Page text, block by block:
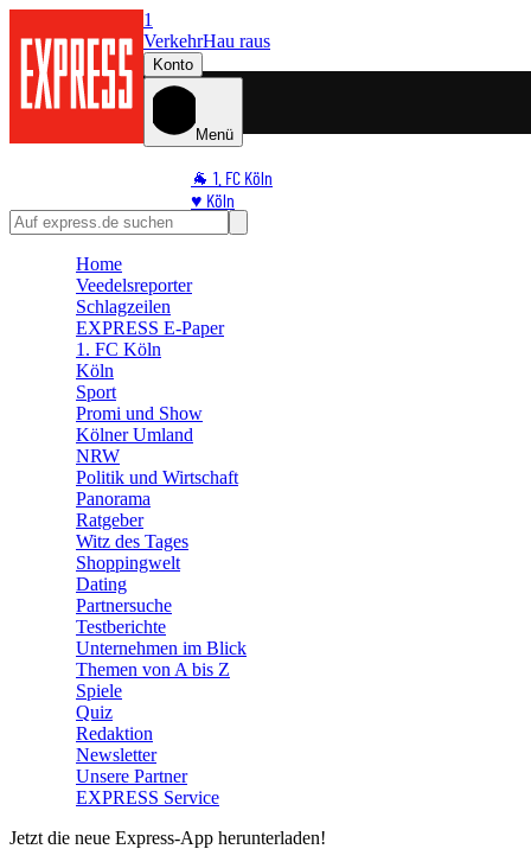
1
VerkehrHau raus
Konto
Menü
🐐 1. FC Köln
♥️ Köln
🛒 Shoppingwelt
Home
Veedelsreporter
Schlagzeilen
EXPRESS E-Paper
1. FC Köln
Köln
Sport
Promi und Show
Kölner Umland
NRW
Politik und Wirtschaft
Panorama
Ratgeber
Witz des Tages
Shoppingwelt
Dating
Partnersuche
Testberichte
Unternehmen im Blick
Themen von A bis Z
Spiele
Quiz
Redaktion
Newsletter
Unsere Partner
EXPRESS Service
Jetzt die neue Express-App herunterladen!